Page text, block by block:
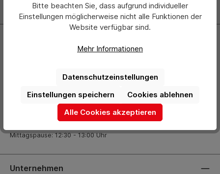
Zur Newsletter Anmeldung
info@hermann-direkt.de
Öffnungszeiten
Mo.–Do.: 08:00 – 17:00 Uhr
Mittagspause: 12:30 - 13:00 Uhr
Unternehmen
Bitte beachten Sie, dass aufgrund individueller
Einstellungen möglicherweise nicht alle Funktionen der
Website verfügbar sind.
Mehr Informationen
Datenschutzeinstellungen
Cookies ablehnen
Einstellungen speichern
Alle Cookies akzeptieren